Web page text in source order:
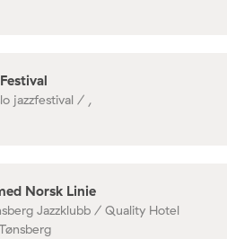
jazzfestival / ,
Norsk Linie
Jazzklubb / Quality Hotel